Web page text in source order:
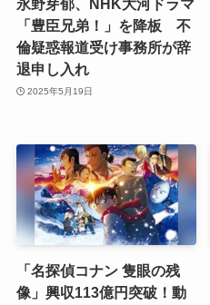
永野芽郁、NHK大河ドラマ
「豊臣兄弟！」を降板 不
倫疑惑報道受け事務所が辞
退申し入れ
2025年5月19日
「名探偵コナン 隻眼の残
像」興収113億円突破！動